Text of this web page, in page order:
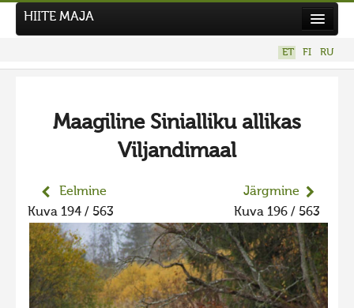
Tegutse
Kuvavõistlused
UUS KUVAVÕISTLUS
Hiite kuvavõistlus 2026
VANEMAD KUVAVÕISTLUSED
HIITE MAJA
ET FI RU
Maagiline Sinialliku allikas
Viljandimaal
Eelmine
Kuva 194 / 563
Järgmine
Kuva 196 / 563